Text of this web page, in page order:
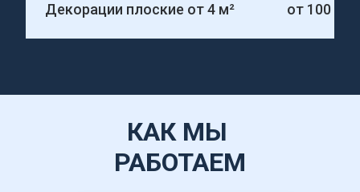
Декорации плоские от 4 м² от 100
КАК МЫ
РАБОТАЕМ